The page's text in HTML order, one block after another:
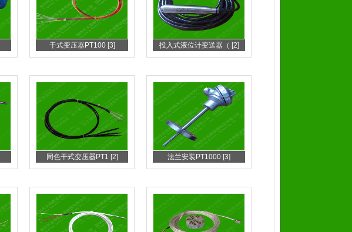
干式变压器PT100 [3] 投入式液位计变送器（ [2]
同色干式变压器PT1 [2] 法兰安装PT1000 [3]